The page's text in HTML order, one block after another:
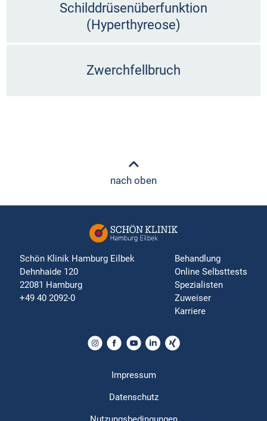
Schilddrüsenüberfunktion
(Hyperthyreose)
Zwerchfellbruch
nach oben
Schön Klinik Hamburg Eilbek
Dehnhaide 120
22081 Hamburg
+49 40 2092-0
Behandlung
Online Selbsttests
Spezialisten
Zuweiser
Karriere
Impressum
Datenschutz